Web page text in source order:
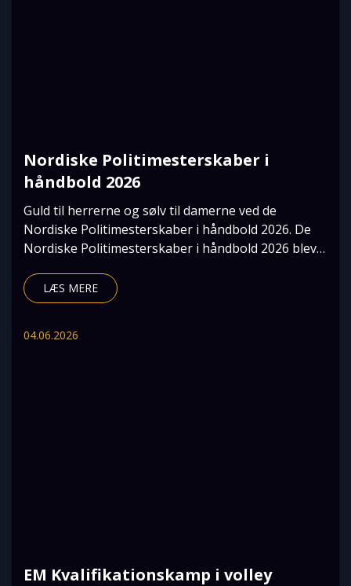
Nordiske Politimesterskaber i
håndbold 2026
Guld til herrerne og sølv til damerne ved de
Nordiske Politimesterskaber i håndbold 2026. De
Nordiske Politimesterskaber i håndbold 2026 blev
LÆS MERE
04.06.2026
EM Kvalifikationskamp i volley